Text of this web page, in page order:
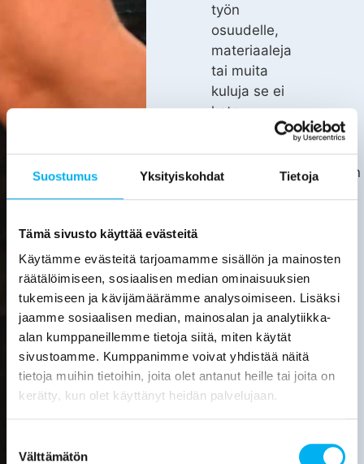
Suostumus Yksityiskohdat Tietoja
Tämä sivusto käyttää evästeitä
Käytämme evästeitä tarjoamamme sisällön ja mainosten
räätälöimiseen, sosiaalisen median ominaisuuksien
tukemiseen ja kävijämäärämme analysoimiseen. Lisäksi
jaamme sosiaalisen median, mainosalan ja analytiikka-
alan kumppaneillemme tietoja siitä, miten käytät
sivustoamme. Kumppanimme voivat yhdistää näitä
tietoja muihin tietoihin, joita olet antanut heille tai joita on
kerätty, kun olet käyttänyt heidän palvelujaan.
valinta
Välttämätön
työn
osuudelle,
materiaaleja
tai muita
kuluja se ei
kata.
huolehtii
kotitalousvähennyksen
tiedot
löytyvät
verottajan
sivuilta.
Laske
viemärin
sukituksen
hinta